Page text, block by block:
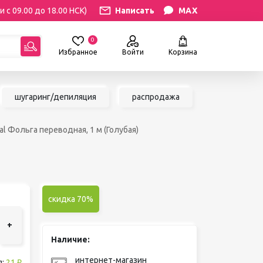
с 09.00 до 18.00 НСК) Написать MAX
Избранное
0
Войти Корзина
АКСЕССУАРЫ
Вазы и цветы
Декор для дома
шугаринг/депиляция распродажа
Фольга переводная, 1 м (Голубая)
+
скидка 70%
Наличие:
интернет-магазин